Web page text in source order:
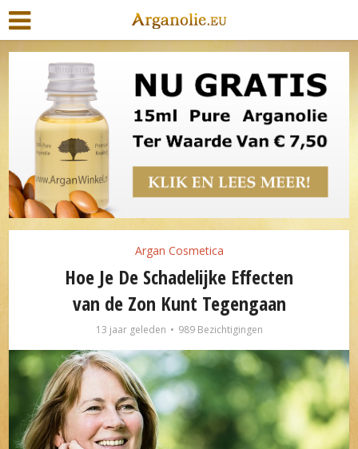
Argan Cosmetica
Hoe Je De Schadelijke Effecten
van de Zon Kunt Tegengaan
13 jaar geleden 989 Bezichtigingen